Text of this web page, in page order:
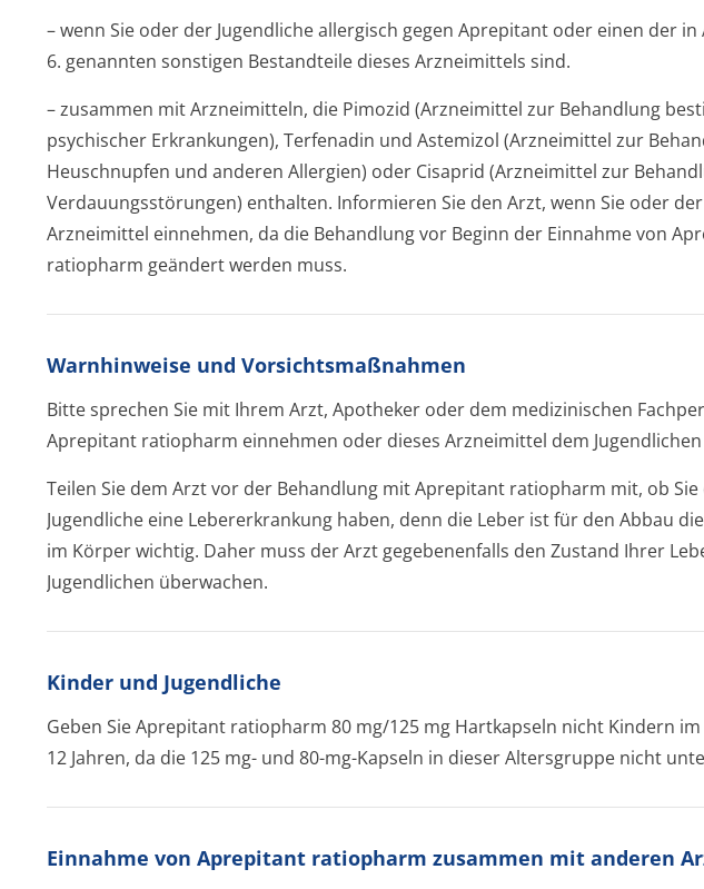
– wenn Sie oder der Jugendliche allergisch gegen Aprepitant oder einen der
6. genannten sonstigen Bestandteile dieses Arzneimittels sind.
– zusammen mit Arzneimitteln, die Pimozid (Arzneimittel zur Behandlung
psychischer Erkrankungen), Terfenadin und Astemizol (Arzneimittel zur
Heuschnupfen und anderen Allergien) oder Cisaprid (Arzneimittel zur
Verdauungsstörun­gen) enthalten. Informieren Sie den Arzt, wenn Sie oder
Arzneimittel einnehmen, da die Behandlung vor Beginn der Einnahme von
ratiopharm geändert werden muss.
Warnhinweise und Vorsichtsmaßnahmen
Bitte sprechen Sie mit Ihrem Arzt, Apotheker oder dem medizinischen
Aprepitant ratiopharm einnehmen oder dieses Arzneimittel dem Jugendlichen
Teilen Sie dem Arzt vor der Behandlung mit Aprepitant ratiopharm mit, ob
Jugendliche eine Lebererkrankung haben, denn die Leber ist für den Abbau
im Körper wichtig. Daher muss der Arzt gegebenenfalls den Zustand Ihrer
Jugendlichen überwachen.
Kinder und Jugendliche
Geben Sie Aprepitant ratiopharm 80 mg/125 mg Hartkapseln nicht Kindern
12 Jahren, da die 125 mg- und 80-mg-Kapseln in dieser Altersgruppe nicht
Einnahme von Aprepitant ratiopharm zusammen mit anderen